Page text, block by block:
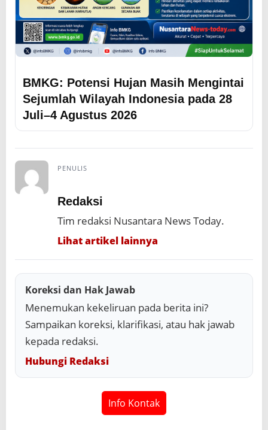
BMKG: Potensi Hujan Masih Mengintai
Sejumlah Wilayah Indonesia pada 28
Juli–4 Agustus 2026
PENULIS
Redaksi
Tim redaksi Nusantara News Today.
Lihat artikel lainnya
Koreksi dan Hak Jawab
Menemukan kekeliruan pada berita ini?
Sampaikan koreksi, klarifikasi, atau hak jawab
kepada redaksi.
Hubungi Redaksi
Info Kontak